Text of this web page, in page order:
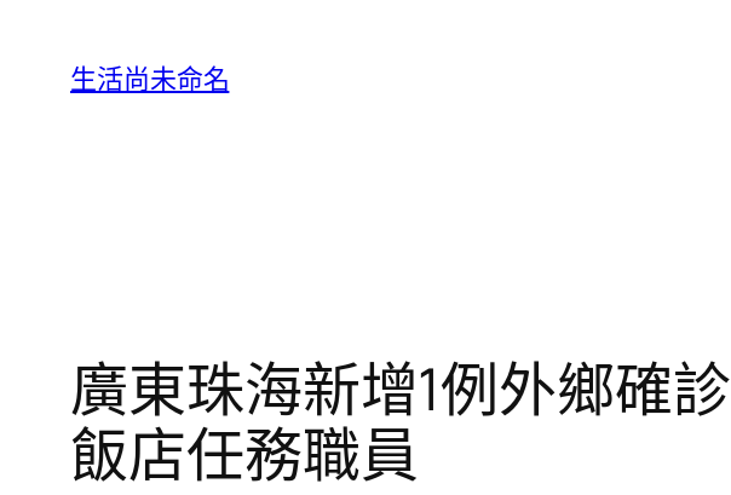
生活尚未命名
廣東珠海新增1例外鄉確
飯店任務職員